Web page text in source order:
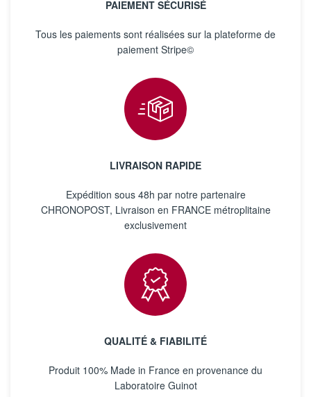
PAIEMENT SÉCURISÉ
Tous les paiements sont réalisées sur la plateforme de
paiement Stripe©
LIVRAISON RAPIDE
Expédition sous 48h par notre partenaire
CHRONOPOST, Livraison en FRANCE métroplitaine
exclusivement
QUALITÉ & FIABILITÉ
Produit 100% Made in France en provenance du
Laboratoire Guinot